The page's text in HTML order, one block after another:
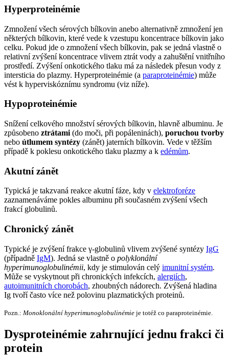
Hyperproteinémie
Zmnožení všech sérových bílkovin anebo alternativně zmnožení jen
některých bílkovin, které vede k vzestupu koncentrace bílkovin jako
celku. Pokud jde o zmnožení všech bílkovin, pak se jedná vlastně o
relativní zvýšení koncentrace vlivem ztrát vody a zahuštění vnitřního
prostředí. Zvýšení onkotického tlaku má za následek přesun vody z
intersticia do plazmy. Hyperproteinémie (a paraproteinémie) může
vést k hyperviskóznímu syndromu (viz níže).
Hypoproteinémie
Snížení celkového množství sérových bílkovin, hlavně albuminu. Je
způsobeno ztrátami (do moči, při popáleninách), poruchou tvorby
nebo útlumem syntézy (zánět) jaterních bílkovin. Vede v těžším
případě k poklesu onkotického tlaku plazmy a k edémům.
Akutní zánět
Typická je takzvaná reakce akutní fáze, kdy v elektroforéze
zaznamenáváme pokles albuminu při současném zvýšení všech
frakcí globulinů.
Chronický zánět
Typické je zvýšení frakce γ-globulinů vlivem zvýšené syntézy IgG
(případně IgM). Jedná se vlastně o polyklonální
hyperimunoglobulinémii, kdy je stimulován celý imunitní systém.
Může se vyskytnout při chronických infekcích, alergiích,
autoimunitních chorobách, zhoubných nádorech. Zvýšená hladina
Ig tvoří často více než polovinu plazmatických proteinů.
Pozn.: Monoklonální hyperimunoglobulinémie je totéž co paraproteinémie.
Dysproteinémie zahrnující jednu frakci či
protein